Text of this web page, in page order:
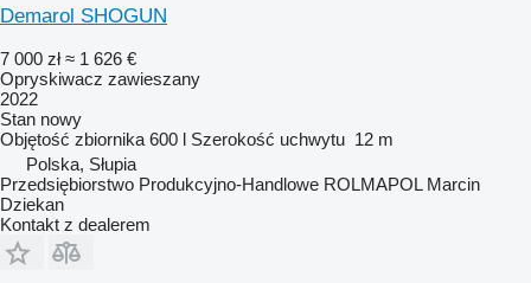
Demarol SHOGUN
7 000 zł ≈ 1 626 €
Opryskiwacz zawieszany
2022
Stan nowy
Objętość zbiornika 600 l Szerokość uchwytu 12 m
Polska, Słupia
Przedsiębiorstwo Produkcyjno-Handlowe ROLMAPOL Marcin
Dziekan
Kontakt z dealerem